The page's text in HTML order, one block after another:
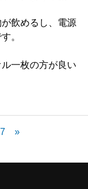
飲めるし、電源
。
一枚の方が良い
7 »